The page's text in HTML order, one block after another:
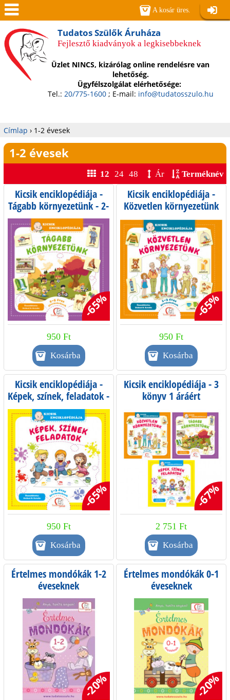
Jump to navigation
Tudatos Szülők Áruháza
Fejlesztő kiadványok a legkisebbeknek
Üzlet NINCS, kizárólag online rendelésre van
lehetőség.
Ügyfélszolgálat elérhetősége:
Tel.: 20/775-1600; E-mail: info@tudatosszulo.hu
Jelenlegi
hely
Címlap › 1-2 évesek
1-2 évesek
12 24 48 Ár Terméknév
Kicsik enciklopédiája -
Tágabb környezetünk - 2-
5 éves gyermekeknek
-65%
950 Ft
Kicsik enciklopédiája -
Közvetlen környezetünk
-65%
950 Ft
Kicsik enciklopédiája -
Képek, színek, feladatok -
1-3 éves gyermekeknek
-65%
950 Ft
Kicsik enciklopédiája - 3
könyv 1 áráért
-67%
2 751 Ft
Értelmes mondókák 1-2
éveseknek
-20%
Értelmes mondókák 0-1
éveseknek
-20%
A kosár üres.
Men
ü